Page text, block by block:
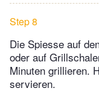
Step 8
Die Spiesse auf
oder auf
Minuten grillieren.
servieren.